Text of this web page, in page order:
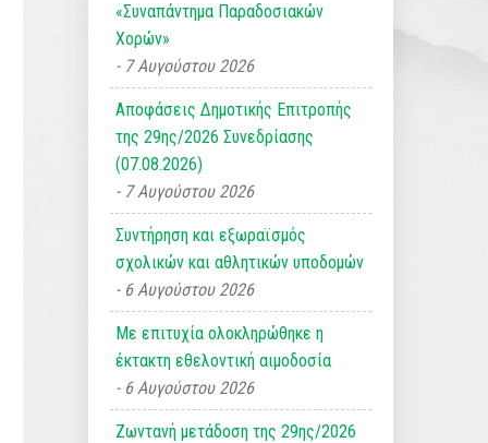
«Συναπάντημα Παραδοσιακών
Χορών»
7 Αυγούστου 2026
Αποφάσεις Δημοτικής Επιτροπής
της 29ης/2026 Συνεδρίασης
(07.08.2026)
7 Αυγούστου 2026
Συντήρηση και εξωραϊσμός
σχολικών και αθλητικών υποδομών
6 Αυγούστου 2026
Με επιτυχία ολοκληρώθηκε η
έκτακτη εθελοντική αιμοδοσία
6 Αυγούστου 2026
Ζωντανή μετάδοση της 29ης/2026